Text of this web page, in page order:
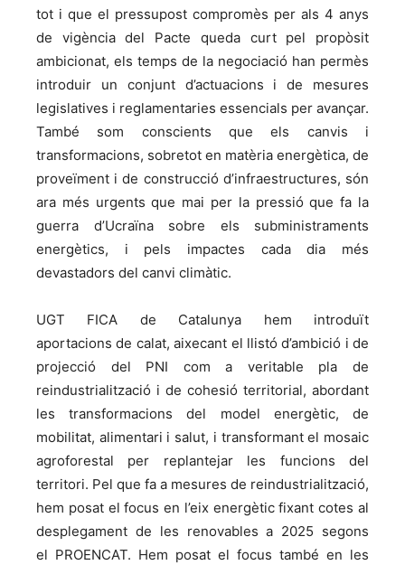
tot i que el pressupost compromès per als 4 anys
de vigència del Pacte queda curt pel propòsit
ambicionat, els temps de la negociació han permès
introduir un conjunt d’actuacions i de mesures
legislatives i reglamentaries essencials per avançar.
També som conscients que els canvis i
transformacions, sobretot en matèria energètica, de
proveïment i de construcció d’infraestructures, són
ara més urgents que mai per la pressió que fa la
guerra d’Ucraïna sobre els subministraments
energètics, i pels impactes cada dia més
devastadors del canvi climàtic.
UGT FICA de Catalunya hem introduït
aportacions de calat, aixecant el llistó d’ambició i de
projecció del PNI com a veritable pla de
reindustrialització i de cohesió territorial, abordant
les transformacions del model energètic, de
mobilitat, alimentari i salut, i transformant el mosaic
agroforestal per replantejar les funcions del
territori. Pel que fa a mesures de reindustrialització,
hem posat el focus en l’eix energètic fixant cotes al
desplegament de les renovables a 2025 segons
el PROENCAT. Hem posat el focus també en les